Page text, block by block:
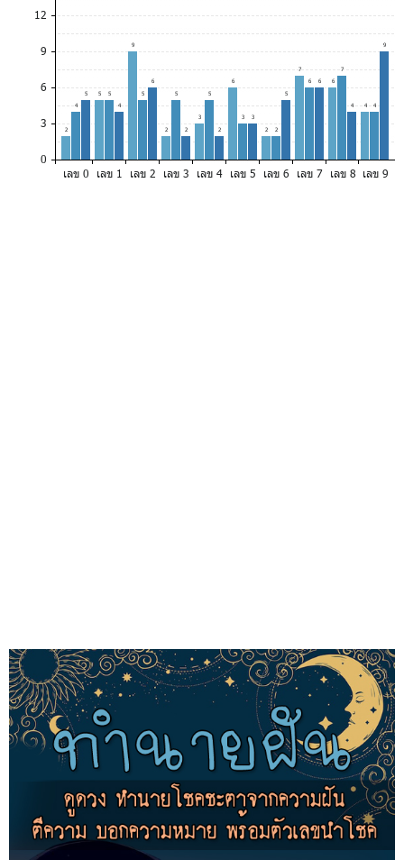
12
9
6
3
0
2
4
5 5
5
4
9
5
6
2
5
2
3
5
2
6
3
3
2
2
5
7
6
6 6
7
4 4 4
9
เลข 0 เลข 1 เลข 2 เลข 3 เลข 4 เลข 5 เลข 6 เลข 7 เลข 8 เลข 9